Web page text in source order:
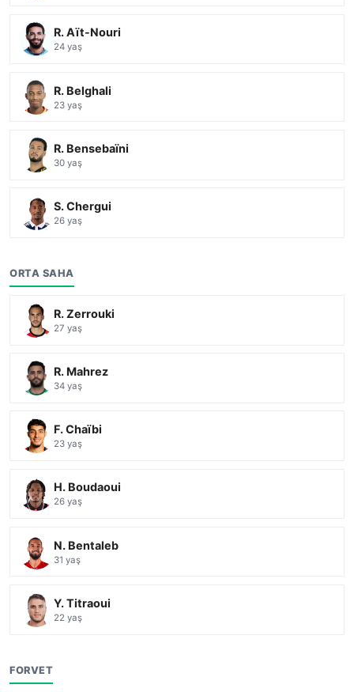
R. Aït-Nouri
24 yaş
R. Belghali
23 yaş
R. Bensebaïni
30 yaş
S. Chergui
26 yaş
ORTA SAHA
R. Zerrouki
27 yaş
R. Mahrez
34 yaş
F. Chaïbi
23 yaş
H. Boudaoui
26 yaş
N. Bentaleb
31 yaş
Y. Titraoui
22 yaş
FORVET